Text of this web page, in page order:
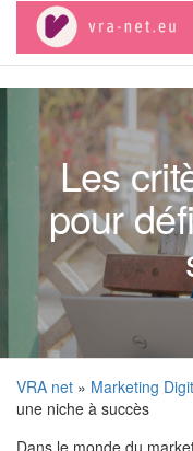
the
Les
pour
VRA net » Marketing
une niche à succès
Dans le monde du